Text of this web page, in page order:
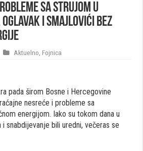
sa strujom u
i Smajlovići bez
Aktuelno Fojnica
pada širom Bosne i Hercegovine
nesreće i probleme sa
energijom. Iako su tokom dana u
snabdijevanje bili uredni, večeras se